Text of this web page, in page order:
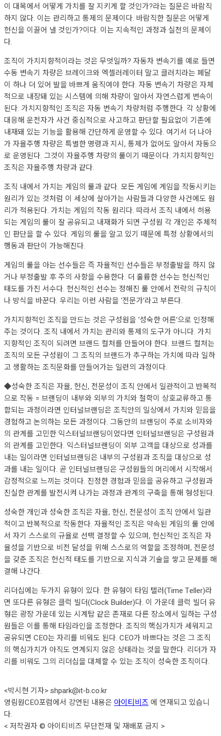
이 대목에서 어떻게 가치를 잘 지키게 할 것인가?라는 질문은 바람직
하지 않다. 이는 관리하고 통제의 문제이다. 바람직한 질문은 어떻게
헌신을 이끌어 낼 것인가?이다. 이는 지속적인 과정과 실천의 문제이
다.
조직이 가치지향적이라는 것은 무엇일까? 자동차 변속기를 예로 들면
수동 변속기 차량은 브레이크와 엑셀러레이터 말고 클러치라는 페달
이 하나 더 있어 발을 바쁘게 움직여야 한다. 자동 변속기 차량은 자체
적으로 내장돼 있는 시스템에 의해 차량이 알아서 자연스럽게 변속이
된다. 가치지향적인 조직은 자동 변속기 차량처럼 주행한다. 각 상황에
대응해 운전자가 사건 중심적으로 사고하고 판단할 필요없이 기존에
내재돼 있는 기능을 활용해 간단하게 운영할 수 있다. 여기서 더 나아
가 자율주행 차량은 특별한 명령과 지시, 통제가 없어도 알아서 자동으
로 운영된다. 그것이 자율주행 차량의 룰이기 때문이다. 가치지향적인
조직은 자율주행 차량과 같다.
조직 내에서 가치는 게임의 룰과 같다. 모든 게임에 게임을 작동시키는
원리가 있는 것처럼 이 세상에 살아가는 사람들과 다양한 사건에도 원
리가 적용된다. 가치는 게임의 작동 원리다. 따라서 조직 내에서 허용
되는 게임의 룰이 잘 공유되고 내재화가 되면 구성원 각 개인은 주체적
인 판단을 할 수 있다. 게임의 룰을 알고 있기 때문에 특정 상황에서의
행동과 판단이 가능해진다.
게임의 룰을 아는 선수들은 즉 자율적인 선수들은 부정출발을 하지 않
거나 부정출발 후 주의 사항을 수용한다. 더 훌륭한 선수는 헌신적인
태도를 가진 서수다. 헌신적인 선수는 정해진 룰 안에서 전략의 규칙이
나 방식을 바꾼다. 우리는 이런 사람을 ‘전문가’라고 부른다.
가치지향적인 조직을 만드는 것은 구성원을 ‘성숙한 어른’으로 인정해
주는 것이다. 조직 내에서 가치는 관리와 통제의 도구가 아니다. 가치
지향적인 조직이 되려면 브랜드 컬처를 만들어야 한다. 브랜드 컬처는
조직의 모든 구성원이 그 조직의 브랜드가 추구하는 가치에 따라 일하
고 생활하는 조직문화를 만들어가는 일련의 과정이다.
◆성숙한 조직은 자율, 헌신, 전문성이 조직 안에서 일관적이고 반복적
으로 작동 = 브랜딩이 내부와 외부의 가치와 철학이 상호교류하고 통
합되는 과정이라면 인터널브랜딩은 조직안의 일상에서 가치와 믿음을
경험하고 논의하는 모든 과정이다. 그동안의 브랜딩이 주로 소비자와
의 관계를 고민한 익스터널브랜딩이었다면 인터널브랜딩은 구성원과
의 관계를 고민한다. 익스터널브랜딩이 외부 고객을 대상으로 성과를
내는 일이라면 인터널브랜딩은 내부의 구성원과 조직을 대상으로 성
과를 내는 일이다. 곧 인터널브랜딩은 구성원들의 머리에서 시작해서
감정적으로 느끼는 것이다. 진정한 경험과 믿음을 공유하고 구성원과
진실한 관계를 발전시켜 나가는 과정과 관계의 구축을 통해 형성된다.
성숙한 개인과 성숙한 조직은 자율, 헌신, 전문성이 조직 안에서 일관
적이고 반복적으로 작동한다. 자율적인 조직은 약속된 게임의 룰 안에
서 자기 스스로의 규율로 선택 결정할 수 있으며, 헌신적인 조직은 자
율성을 기반으로 비전 달성을 위해 스스로의 역할을 조정하며, 전문성
을 갖춘 조직은 헌신적 태도를 기반으로 지식과 기술을 쌓고 문제를 해
결해 나간다.
리더십에는 두가지 유형이 있다. 한 유형이 타임 텔러(Time Teller)라
면 또다른 유형은 클럭 빌더(Clock Builder)다. 이 가운데 클럭 빌더 유
형은 광장 가운데 있는 시계탑 같은 존재로 다른 장소에서 일하는 구성
원들은 이를 통해 타임라인을 조정한다. 조직의 핵심가치가 세워지고
공유되면 CEO는 자리를 비워도 된다. CEO가 바쁘다는 것은 그 조직
의 핵심가치가 아직도 연계되지 않은 상태라는 것을 말한다. 리더가 자
리를 비워도 그의 리더십을 대체할 수 있는 조직이 성숙한 조직이다.
<박시현 기자> shpark@it-b.co.kr
영림원CEO포럼에서 강연된 내용은 아이티비즈 에 연재되고 있습니
다.
< 저작권자 © 아이티비즈 무단전재 및 재배포 금지 >